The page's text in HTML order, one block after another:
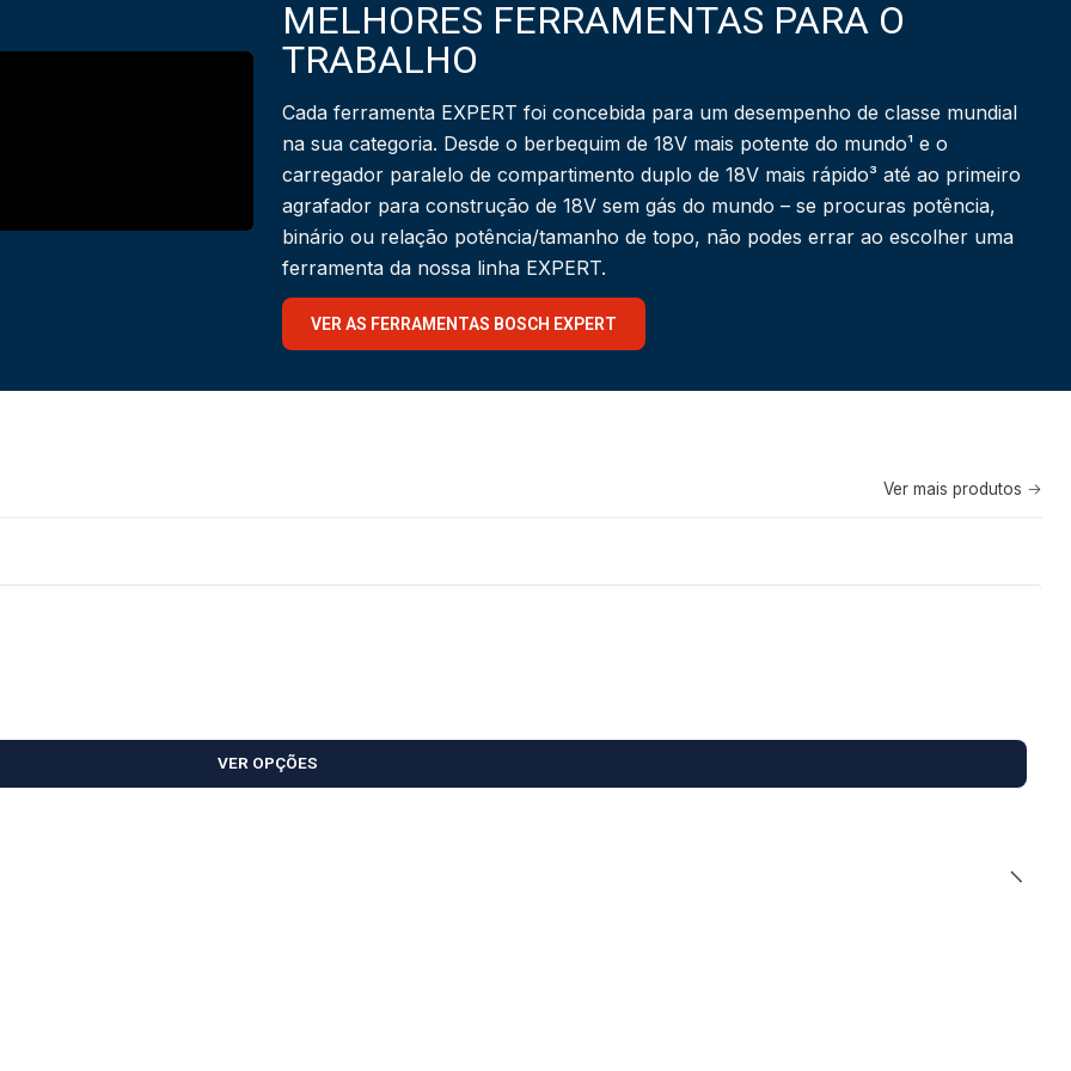
MELHORES FERRAMENTAS PARA O
TRABALHO
Cada ferramenta EXPERT foi concebida para um desempenho de classe mundial
na sua categoria. Desde o berbequim de 18V mais potente do mundo¹ e o
carregador paralelo de compartimento duplo de 18V mais rápido³ até ao primeiro
agrafador para construção de 18V sem gás do mundo – se procuras potência,
binário ou relação potência/tamanho de topo, não podes errar ao escolher uma
ferramenta da nossa linha EXPERT.
VER AS FERRAMENTAS BOSCH EXPERT
Ver mais produtos
VER OPÇÕES